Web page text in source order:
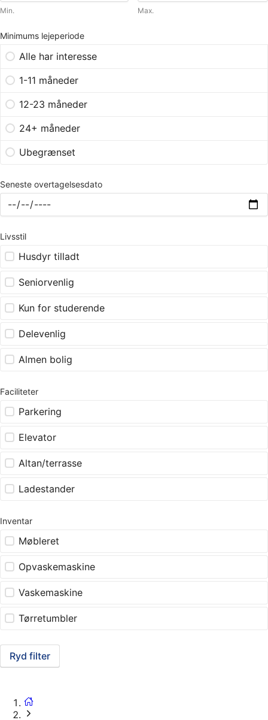
Min. Max.
Minimums lejeperiode
Alle har interesse
1-11 måneder
12-23 måneder
24+ måneder
Ubegrænset
Seneste overtagelsesdato
Livsstil
Husdyr tilladt
Seniorvenlig
Kun for studerende
Delevenlig
Almen bolig
Faciliteter
Parkering
Elevator
Altan/terrasse
Ladestander
Inventar
Møbleret
Opvaskemaskine
Vaskemaskine
Tørretumbler
Ryd filter